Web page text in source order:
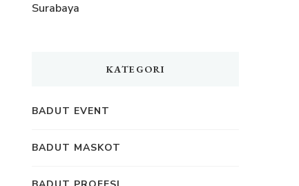
Surabaya
KATEGORI
BADUT EVENT
BADUT MASKOT